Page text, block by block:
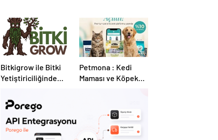
Bitkigrow ile Bitki
Yetiştiriciliğinde
Ürün Seçimi
Petmona : Kedi
Maması ve Köpek